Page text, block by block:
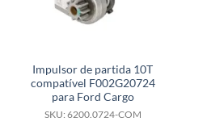
Impulsor de partida 10T
compatível F002G20724
para Ford Cargo
SKU: 6200.0724-COM